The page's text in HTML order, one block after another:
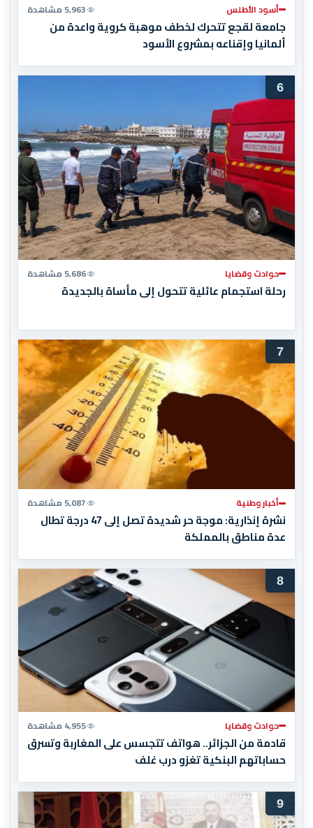
أسود الأطلس 5,963 مشاهدة
جامعة لقجع تتحرك لخطف موهبة كروية واعدة من
ألمانيا وإقناعه بمشروع الأسود
6
حوادث وقضايا 5,686 مشاهدة
رحلة استجمام عائلية تتحول إلى مأساة بالجديدة
7
أخبار وطنية 5,087 مشاهدة
نشرة إنذارية: موجة حر شديدة تصل إلى 47 درجة تطال
عدة مناطق بالمملكة
8
حوادث وقضايا 4,955 مشاهدة
قادمة من الجزائر.. هواتف تتجسس على المغاربة وتسرق
حساباتهم البنكية تغزو درب غلف
9